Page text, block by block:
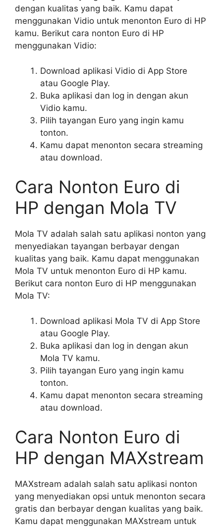
dengan kualitas yang baik. Kamu dapat
menggunakan Vidio untuk menonton Euro di HP
kamu. Berikut cara nonton Euro di HP
menggunakan Vidio:
Download aplikasi Vidio di App Store
atau Google Play.
Buka aplikasi dan log in dengan akun
Vidio kamu.
Pilih tayangan Euro yang ingin kamu
tonton.
Kamu dapat menonton secara streaming
atau download.
Cara Nonton Euro di
HP dengan Mola TV
Mola TV adalah salah satu aplikasi nonton yang
menyediakan tayangan berbayar dengan
kualitas yang baik. Kamu dapat menggunakan
Mola TV untuk menonton Euro di HP kamu.
Berikut cara nonton Euro di HP menggunakan
Mola TV:
Download aplikasi Mola TV di App Store
atau Google Play.
Buka aplikasi dan log in dengan akun
Mola TV kamu.
Pilih tayangan Euro yang ingin kamu
tonton.
Kamu dapat menonton secara streaming
atau download.
Cara Nonton Euro di
HP dengan MAXstream
MAXstream adalah salah satu aplikasi nonton
yang menyediakan opsi untuk menonton secara
gratis dan berbayar dengan kualitas yang baik.
Kamu dapat menggunakan MAXstream untuk